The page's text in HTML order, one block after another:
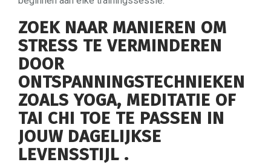
ZOEK NAAR MANIEREN OM
STRESS TE VERMINDEREN
DOOR
ONTSPANNINGSTECHNIEKEN
ZOALS YOGA, MEDITATIE OF
TAI CHI TOE TE PASSEN IN
JOUW DAGELIJKSE
LEVENSSTIJL .